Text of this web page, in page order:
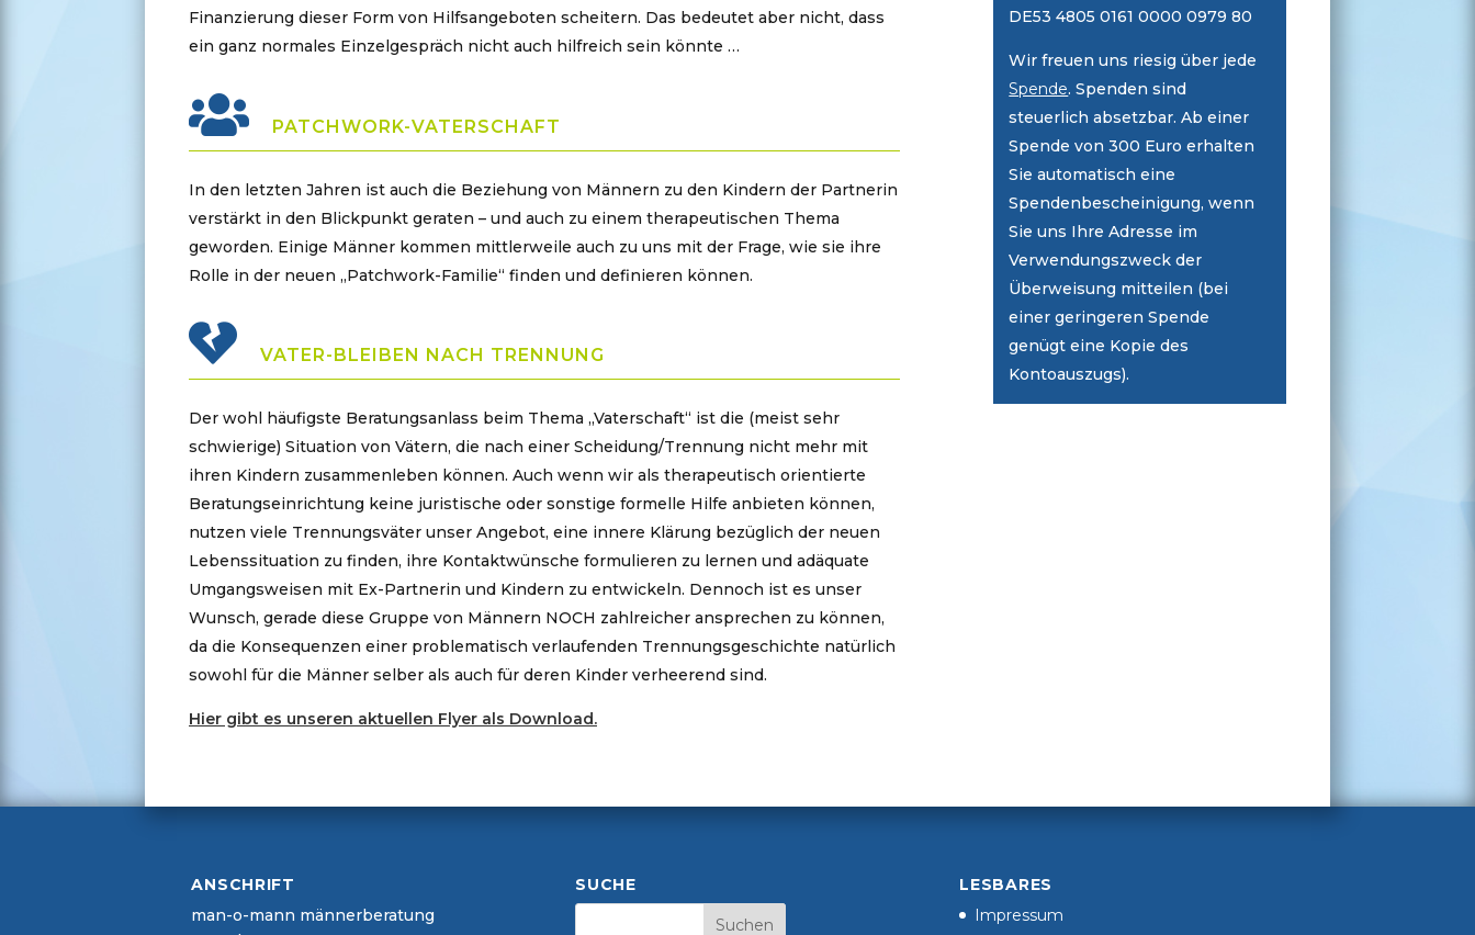
Finanzierung dieser Form von Hilfsangeboten scheitern. Das bedeutet aber nicht, dass
ein ganz normales Einzelgespräch nicht auch hilfreich sein könnte …
PATCHWORK-VATERSCHAFT
In den letzten Jahren ist auch die Beziehung von Männern zu den Kindern der Partnerin
verstärkt in den Blickpunkt geraten – und auch zu einem therapeutischen Thema
geworden. Einige Männer kommen mittlerweile auch zu uns mit der Frage, wie sie ihre
Rolle in der neuen „Patchwork-Familie“ finden und definieren können.
VATER-BLEIBEN NACH TRENNUNG
Der wohl häufigste Beratungsanlass beim Thema „Vaterschaft“ ist die (meist sehr
schwierige) Situation von Vätern, die nach einer Scheidung/Trennung nicht mehr mit
ihren Kindern zusammenleben können. Auch wenn wir als therapeutisch orientierte
Beratungseinrichtung keine juristische oder sonstige formelle Hilfe anbieten können,
nutzen viele Trennungsväter unser Angebot, eine innere Klärung bezüglich der neuen
Lebenssituation zu finden, ihre Kontaktwünsche formulieren zu lernen und adäquate
Umgangsweisen mit Ex-Partnerin und Kindern zu entwickeln. Dennoch ist es unser
Wunsch, gerade diese Gruppe von Männern NOCH zahlreicher ansprechen zu können,
da die Konsequenzen einer problematisch verlaufenden Trennungsgeschichte natürlich
sowohl für die Männer selber als auch für deren Kinder verheerend sind.
Hier gibt es unseren aktuellen Flyer als Download.
DE53 4805 0161 0000 0979 80
Wir freuen uns riesig über jede
Spende. Spenden sind
steuerlich absetzbar. Ab einer
Spende von 300 Euro erhalten
Sie automatisch eine
Spendenbescheinigung, wenn
Sie uns Ihre Adresse im
Verwendungszweck der
Überweisung mitteilen (bei
einer geringeren Spende
genügt eine Kopie des
Kontoauszugs).
ANSCHRIFT
man-o-mann männerberatung
SUCHE
LESBARES
Impressum